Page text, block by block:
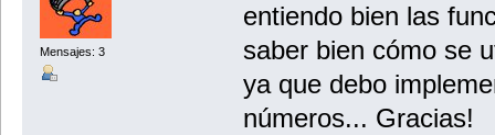
Mensajes: 3
entiendo bien las
saber bien cómo se
ya que debo
números... Gracias!